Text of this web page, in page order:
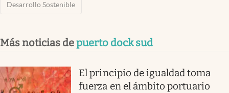
Desarrollo Sostenible
Más noticias depuerto dock sud
El principio de igualdad toma
fuerza en el ámbito portuario